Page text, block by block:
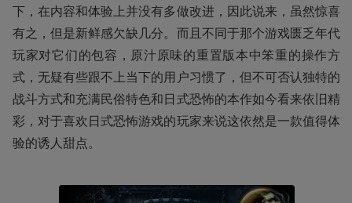
下，在内容和体验上并没有多做改进，因此说来，虽然惊喜
有之，但是新鲜感欠缺几分。而且不同于那个游戏匮乏年代
玩家对它们的包容，原汁原味的重置版本中笨重的操作方
式，无疑有些跟不上当下的用户习惯了，但不可否认独特的
战斗方式和充满民俗特色和日式恐怖的本作如今看来依旧精
彩，对于喜欢日式恐怖游戏的玩家来说这依然是一款值得体
验的诱人甜点。